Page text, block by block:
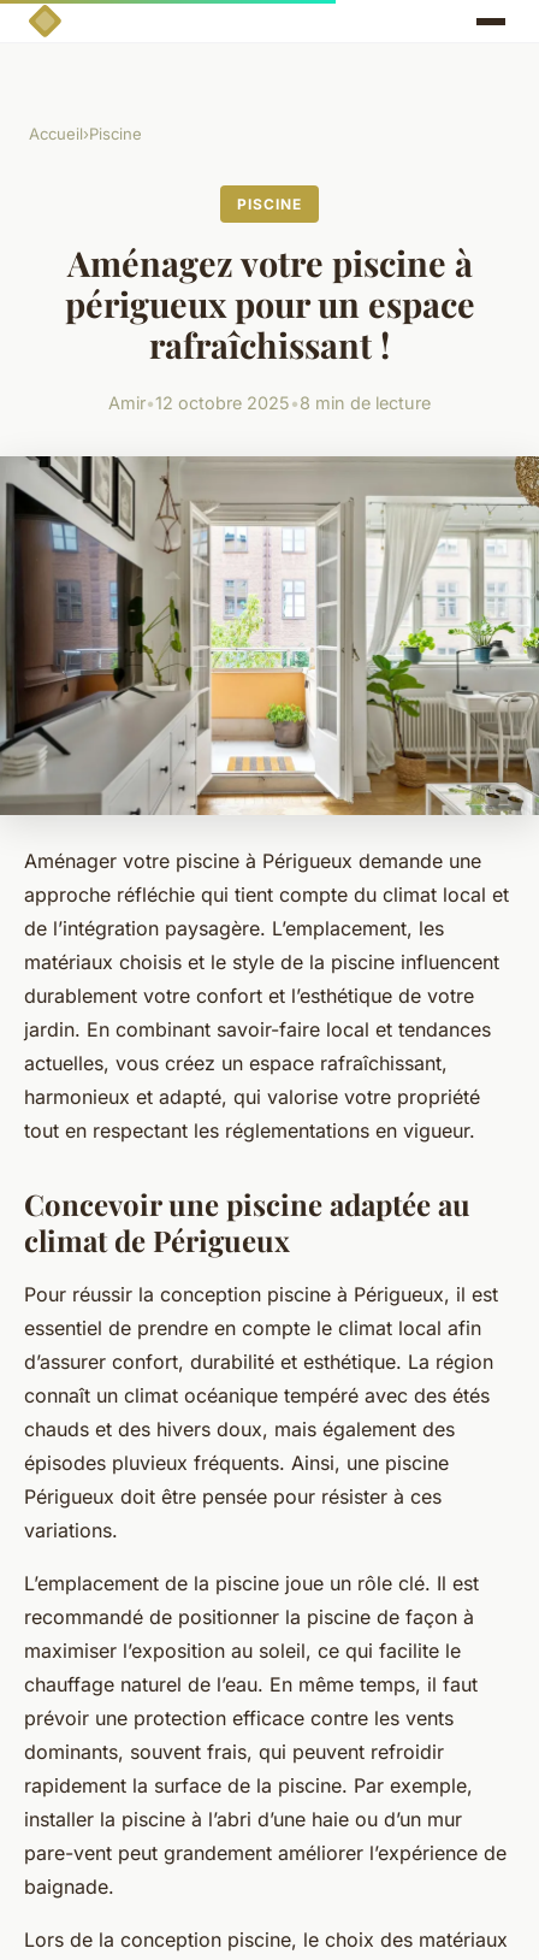
Accueil›Piscine
PISCINE
Aménagez votre piscine à
périgueux pour un espace
rafraîchissant !
Amir•12 octobre 2025•8 min de lecture
Aménager votre piscine à Périgueux demande une
approche réfléchie qui tient compte du climat local et
de l’intégration paysagère. L’emplacement, les
matériaux choisis et le style de la piscine influencent
durablement votre confort et l’esthétique de votre
jardin. En combinant savoir-faire local et tendances
actuelles, vous créez un espace rafraîchissant,
harmonieux et adapté, qui valorise votre propriété
tout en respectant les réglementations en vigueur.
Concevoir une piscine adaptée au
climat de Périgueux
Pour réussir la conception piscine à Périgueux, il est
essentiel de prendre en compte le climat local afin
d’assurer confort, durabilité et esthétique. La région
connaît un climat océanique tempéré avec des étés
chauds et des hivers doux, mais également des
épisodes pluvieux fréquents. Ainsi, une piscine
Périgueux doit être pensée pour résister à ces
variations.
L’emplacement de la piscine joue un rôle clé. Il est
recommandé de positionner la piscine de façon à
maximiser l’exposition au soleil, ce qui facilite le
chauffage naturel de l’eau. En même temps, il faut
prévoir une protection efficace contre les vents
dominants, souvent frais, qui peuvent refroidir
rapidement la surface de la piscine. Par exemple,
installer la piscine à l’abri d’une haie ou d’un mur
pare-vent peut grandement améliorer l’expérience de
baignade.
Lors de la conception piscine, le choix des matériaux